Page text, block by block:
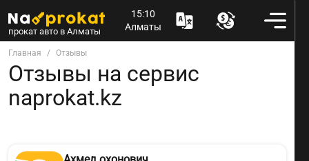
прокат авто в Алматы
15:10
Алматы
Отзывы на сервис
naprokat.kz
Главная Отзывы